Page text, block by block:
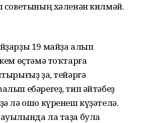
советының хәленән килмәй.
19 майҙа алып
өҫтәмә тоҡтарға
ҙа, тейәргә
ебәрегеҙ, тип әйтәбеҙ
лә ошо күренеш күҙәтелә.
ла таҙа була